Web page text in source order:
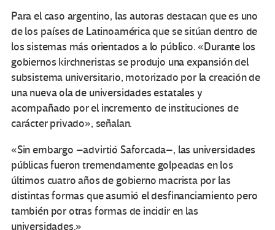
Para el caso argentino, las autoras destacan que es uno
de los países de Latinoamérica que se sitúan dentro de
los sistemas más orientados a lo público. «Durante los
gobiernos kirchneristas se produjo una expansión del
subsistema universitario, motorizado por la creación de
una nueva ola de universidades estatales y
acompañado por el incremento de instituciones de
carácter privado», señalan.
«Sin embargo –advirtió Saforcada–, las universidades
públicas fueron tremendamente golpeadas en los
últimos cuatro años de gobierno macrista por las
distintas formas que asumió el desfinanciamiento pero
también por otras formas de incidir en las
universidades.»